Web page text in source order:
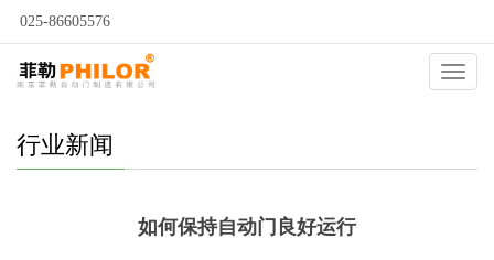
025-86605576
自动门
行业新闻
如何保持自动门良好运行